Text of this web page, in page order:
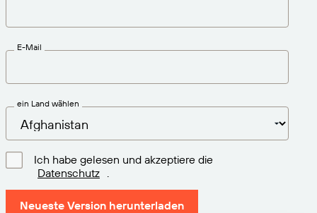
E-Mail
ein Land wählen
Ich habe gelesen und akzeptiere die
Datenschutz
Neueste Version herunterladen